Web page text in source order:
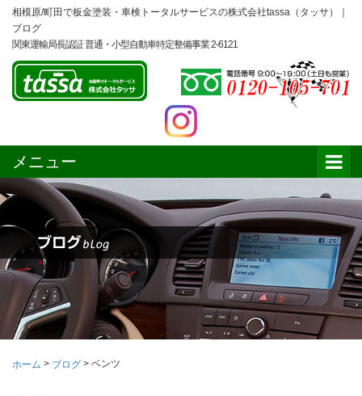
相模原/町田で板金塗装・車検トータルサービスの株式会社tassa（タッサ）｜
ブログ
関東運輸局長認証 普通・小型自動車特定整備事業 2-6121
メニュー
ホーム > ブログ > ベンツ